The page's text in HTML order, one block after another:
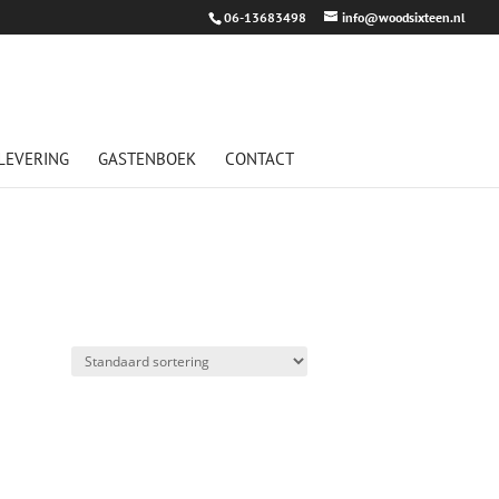
06-13683498 info@woodsixteen.nl
GASTENBOEK CONTACT